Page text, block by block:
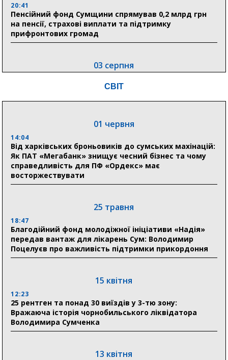
20:41
Пенсійний фонд Сумщини спрямував 0,2 млрд грн
на пенсії, страхові виплати та підтримку
прифронтових громад
03 серпня
Романько розширює програму відпочинку дітей із
Ніколаєнко: у Сумах погодили 115 компенсацій на
відновлення житла майже на 6,6 млн грн
Сумщини пояснив, як отримати допомогу на зиму
17:52
«Укрексімбанк» припиняє виплату пенсій: у
Пенсійному фонді Сумщини пояснили, що робити
людям
відзнаки «Почесного громадянина міста Суми»
30 липня
Сумська клінічна лікарня Святого Пантелеймона
СВІТ
01 червня
14:04
Від харківських броньовиків до сумських махінацій:
Як ПАТ «Мегабанк» знищує чесний бізнес та чому
справедливість для ПФ «Ордекс» має
восторжествувати
25 травня
18:47
Благодійний фонд молодіжної ініціативи «Надія»
передав вантаж для лікарень Сум: Володимир
Поцелуєв про важливість підтримки прикордоння
15 квітня
12:23
25 рентген та понад 30 виїздів у 3-тю зону:
Вражаюча історія чорнобильського ліквідатора
Володимира Сумченка
13 квітня